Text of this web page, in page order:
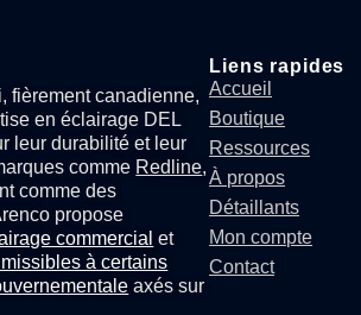
fièrement canadienne,
enéclairage DEL
leur durabilité et leur
comme Redline,
comme des
propose
commercial et
à certains
axés sur
Liens rapides
Accueil
Boutique
Ressources
À propos
Détaillants
Mon compte
Contact